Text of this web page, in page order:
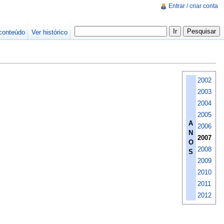
A
N
O
S
2002
2003
2004
2005
2006
2007
2008
2009
2010
2011
2012
Entrar / criar conta
Ver histórico